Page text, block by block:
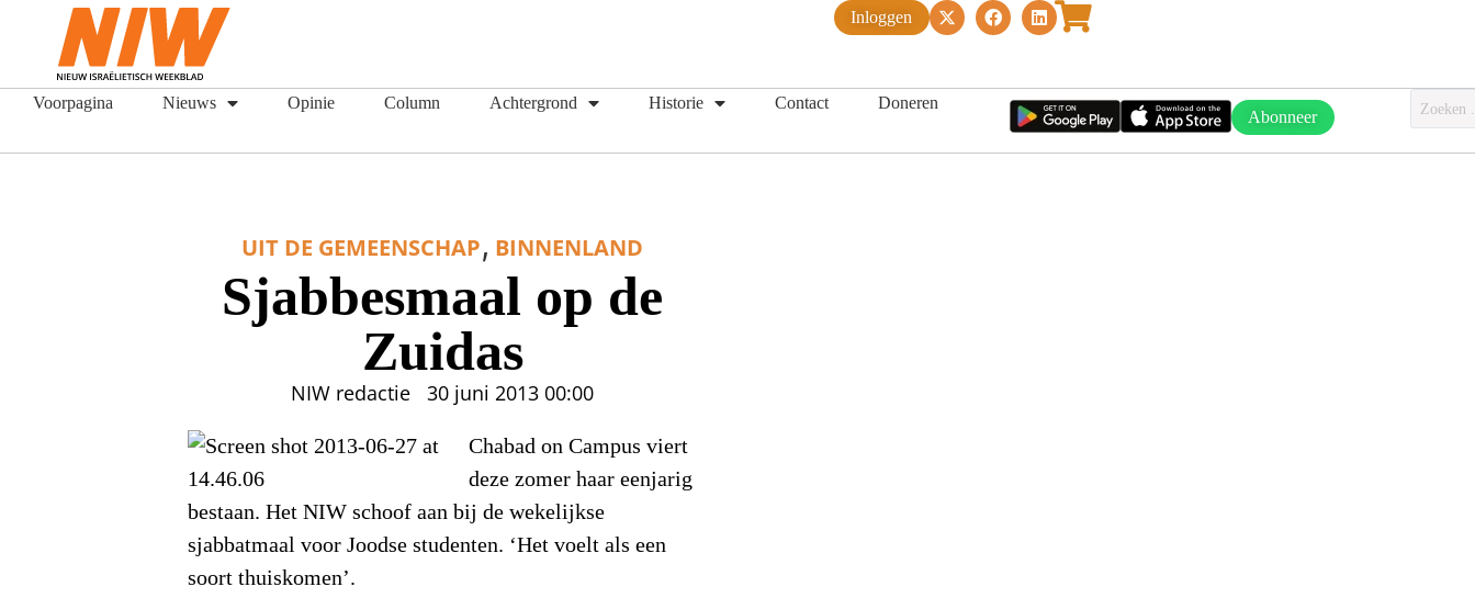
Inloggen
Voorpagina Nieuws Opinie Column Achtergrond Historie Contact Doneren
Abonneer
UIT DE GEMEENSCHAP, BINNENLAND
Sjabbesmaal op de
Zuidas
NIW redactie 30 juni 2013 00:00
Chabad on Campus viert
deze zomer haar eenjarig
bestaan. Het NIW schoof aan bij de wekelijkse
sjabbatmaal voor Joodse studenten. ‘Het voelt als een
soort thuiskomen’.